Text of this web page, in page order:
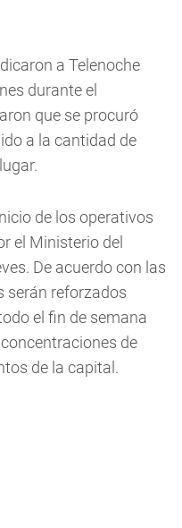
a Telenoche
durante el
que se procuró
a la cantidad de
de los operativos
el Ministerio del
De acuerdo con las
serán reforzados
el fin de semana
de
de la capital.